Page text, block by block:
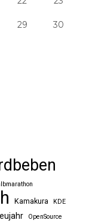
29 30
Kamakura KDE
OpenSource